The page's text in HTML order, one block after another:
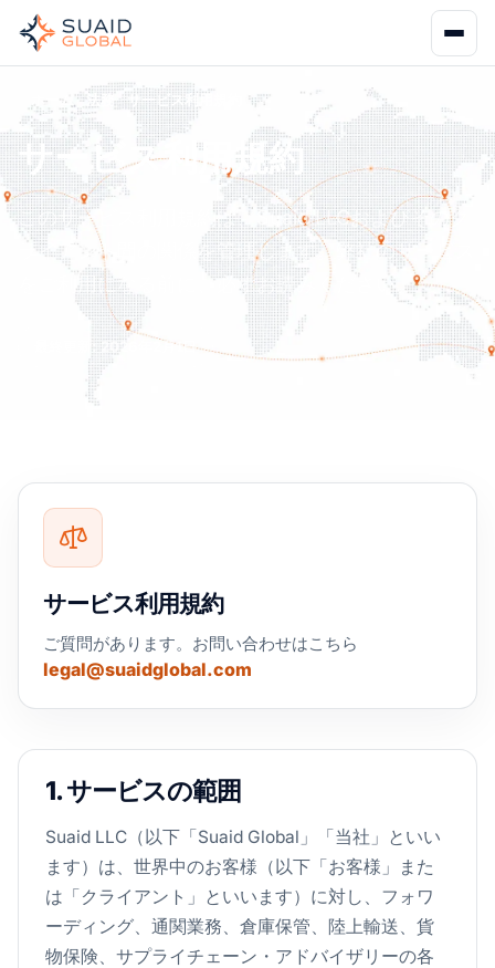
ホーム 法務 サービス利用規約
サービス利用規約
このサービス利用規約は、Suaid LLCおよびそのク
ライアント間の関係を管理します。弊社のサービス
をご利用になる前に、必ずお読みください。
最終更新: 2026年2月1日
サービス利用規約
ご質問があります。お問い合わせはこちら
legal@suaidglobal.com
1. サービスの範囲
Suaid LLC（以下「Suaid Global」「当社」といい
ます）は、世界中のお客様（以下「お客様」また
は「クライアント」といいます）に対し、フォワ
ーディング、通関業務、倉庫保管、陸上輸送、貨
物保険、サプライチェーン・アドバイザリーの各